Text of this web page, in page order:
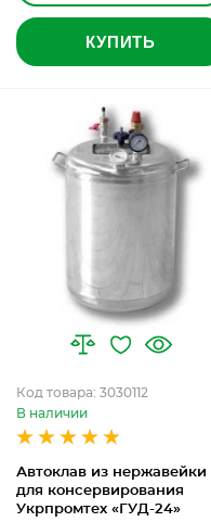
КУПИТЬ
Автоклав из нержавейки
для консервирования
Укрпромтех «ГУД-24»
Код товара: 3030112
В наличии